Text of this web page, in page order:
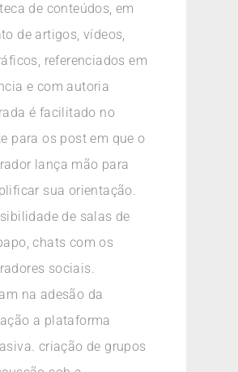
de conteúdos, em
de artigos, vídeos,
referenciados em
e com autoria
é facilitado no
para os post em que o
lança mão para
sua orientação.
de salas de
chats com os
sociais.
na adesão da
a plataforma
criação de grupos